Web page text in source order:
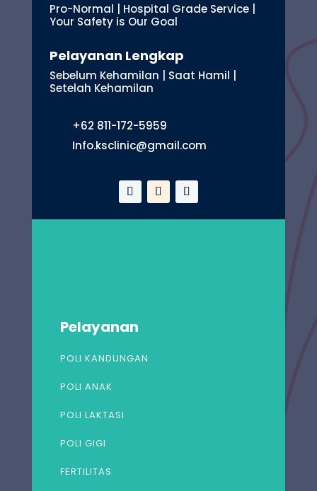
Pro-Normal | Hospital Grade Service |
Your Safety is Our Goal
Pelayanan Lengkap
Sebelum Kehamilan | Saat Hamil |
Setelah Kehamilan
+62 811-172-5959
Info.ksclinic@gmail.com
Pelayanan
POLI KANDUNGAN
POLI ANAK
POLI LAKTASI
POLI GIGI
FERTILITAS